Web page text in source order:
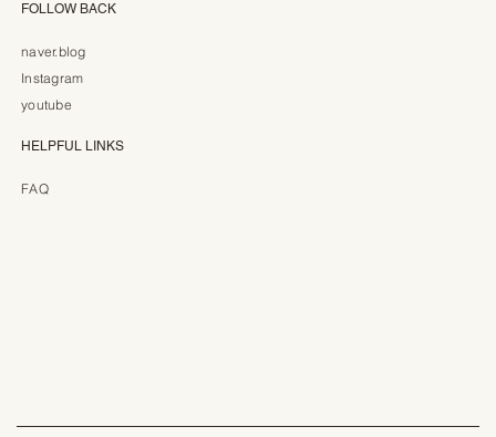
FOLLOW BACK
naver.blog
Instagram
youtube
HELPFUL LINKS
FAQ